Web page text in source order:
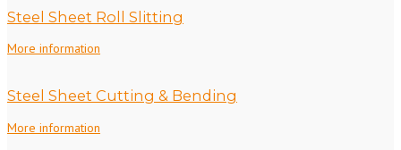
Steel Sheet Roll Slitting
More information
Steel Sheet Cutting & Bending
More information